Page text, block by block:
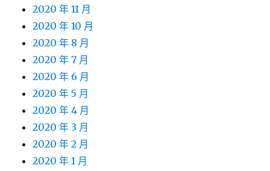
2020 年 11 月
2020 年 10 月
2020 年 8 月
2020 年 7 月
2020 年 6 月
2020 年 5 月
2020 年 4 月
2020 年 3 月
2020 年 2 月
2020 年 1 月